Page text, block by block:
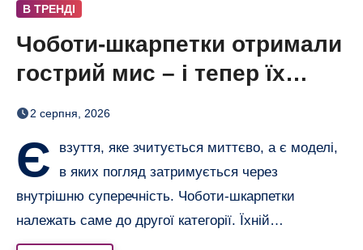
В ТРЕНДІ
Чоботи-шкарпетки отримали
гострий мис – і тепер їх
хочеться роздивлятися
2 серпня, 2026
Є
взуття, яке зчитується миттєво, а є моделі,
в яких погляд затримується через
внутрішню суперечність. Чоботи-шкарпетки
належать саме до другої категорії. Їхній…